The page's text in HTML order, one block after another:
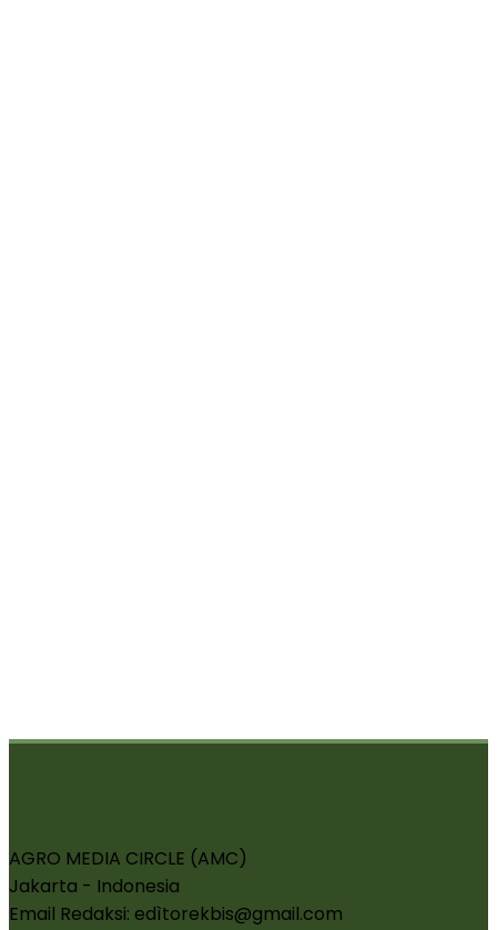
AGRO MEDIA CIRCLE (AMC)
Jakarta - Indonesia
Email Redaksi: edìtorekbis@gmail.com